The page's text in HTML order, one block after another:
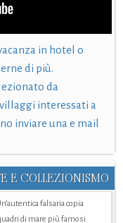
in hotel o
di più.
da
interessati a
inviare una e mail
E COLLEZIONISMO
falsaria copia
di mare più famosi